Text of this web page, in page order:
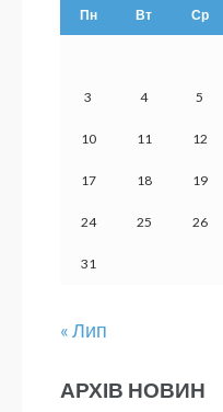
Пн Вт Ср
3 4 5
10 11 12
17 18 19
24 25 26
31
« Лип
АРХІВ НОВИН